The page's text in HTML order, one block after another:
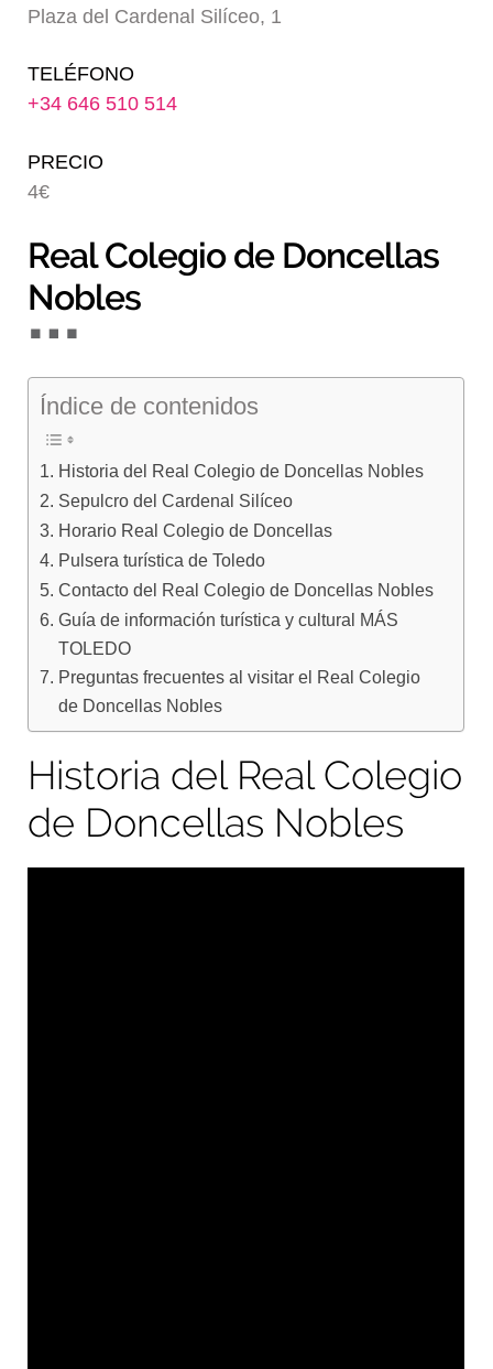
Blog
Plaza del Cardenal Silíceo, 1
TELÉFONO
+34 646 510 514
PRECIO
4€
Real Colegio de Doncellas
Nobles
Índice de contenidos
Historia del Real Colegio de Doncellas Nobles
Sepulcro del Cardenal Silíceo
Horario Real Colegio de Doncellas
Pulsera turística de Toledo
Contacto del Real Colegio de Doncellas Nobles
Guía de información turística y cultural MÁS
TOLEDO
Preguntas frecuentes al visitar el Real Colegio
de Doncellas Nobles
Historia del Real Colegio
de Doncellas Nobles